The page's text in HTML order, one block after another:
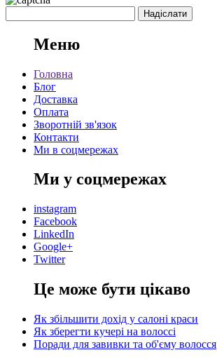
Меню
Головна
Блог
Доставка
Оплата
Зворотній зв'язок
Контакти
Ми в соцмережах
Ми у соцмережах
instagram
Facebook
LinkedIn
Google+
Twitter
Це може бути цікаво
Як збільшити дохід у салоні краси
Як зберегти кучері на волоссі
Поради для завивки та об'єму волосся